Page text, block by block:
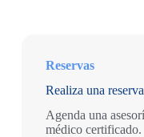
Reservas
Realiza una
Agenda una
médico certificado.